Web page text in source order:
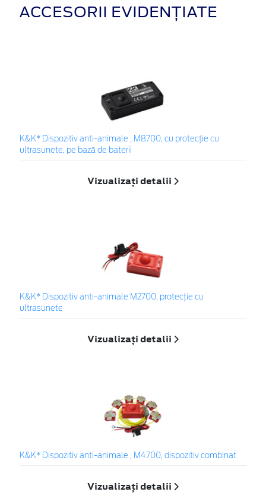
ACCESORII EVIDENȚIATE
K&K* Dispozitiv anti-animale , M8700, cu protecție cu
ultrasunete, pe bază de baterii
Vizualizați detalii
K&K* Dispozitiv anti-animale M2700, protecție cu
ultrasunete
Vizualizați detalii
K&K* Dispozitiv anti-animale , M4700, dispozitiv combinat
Vizualizați detalii